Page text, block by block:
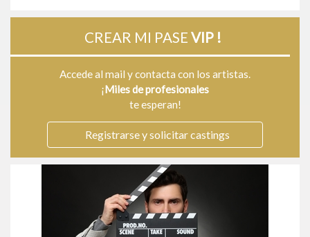
CREAR MI PASEVIP !
Accede al mail y contacta con los artistas.
¡Miles de profesionales
te esperan!
Registrarse y solicitar castings